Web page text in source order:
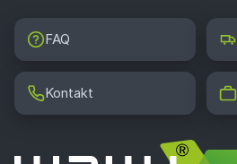
FAQ
Kontakt